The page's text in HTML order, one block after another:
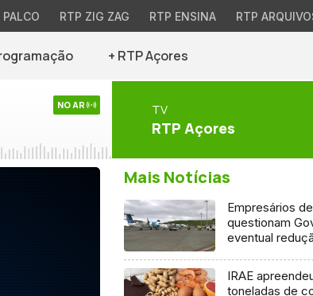
PALCO RTP ZIG ZAG RTP ENSINA RTP
+ RTP Açores
NO AR TV
RTP Açores
Mais Notícias
Empresários
questionam
eventual
IRAE
toneladas de